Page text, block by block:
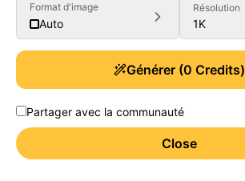
Format d'image
Auto
Résolution
1K
Générer (0 Credits)
Partager avec la communauté
Close
Generate